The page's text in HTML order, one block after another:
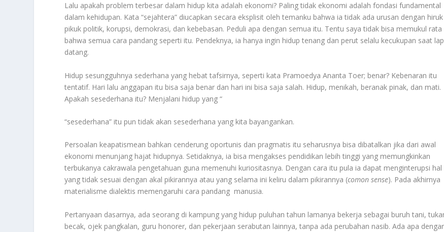
Lalu apakah problem terbesar dalam hidup kita adalah ekonomi? Paling tidak ekonomi adalah fondasi fundamental
dalam kehidupan. Kata “sejahtera” diucapkan secara eksplisit oleh temanku bahwa ia tidak ada urusan dengan hiruk
pikuk politik, korupsi, demokrasi, dan kebebasan. Peduli apa dengan semua itu. Tentu saya tidak bisa memukul rata
bahwa semua cara pandang seperti itu. Pendeknya, ia hanya ingin hidup tenang dan perut selalu kecukupan saat
datang.
Hidup sesungguhnya sederhana yang hebat tafsirnya, seperti kata Pramoedya Ananta Toer; benar? Kebenaran itu
tentatif. Hari lalu anggapan itu bisa saja benar dan hari ini bisa saja salah. Hidup, menikah, beranak pinak, dan mati.
Apakah sesederhana itu? Menjalani hidup yang “
“sesederhana” itu pun tidak akan sesederhana yang kita bayangankan.
Persoalan keapatismean bahkan cenderung oportunis dan pragmatis itu seharusnya bisa dibatalkan jika dari awal
ekonomi menunjang hajat hidupnya. Setidaknya, ia bisa mengakses pendidikan lebih tinggi yang memungkinkan
terbukanya cakrawala pengetahuan guna memenuhi kuriositasnya. Dengan cara itu pula ia dapat menginterupsi hal
yang tidak sesuai dengan akal pikirannya atau yang selama ini keliru dalam pikirannya (comon sense). Pada akhirnya
materialisme dialektis memengaruhi cara pandang manusia.
Pertanyaan dasarnya, ada seorang di kampung yang hidup puluhan tahun lamanya bekerja sebagai buruh tani,
becak, ojek pangkalan, guru honorer, dan pekerjaan serabutan lainnya, tanpa ada perubahan nasib. Ada apa